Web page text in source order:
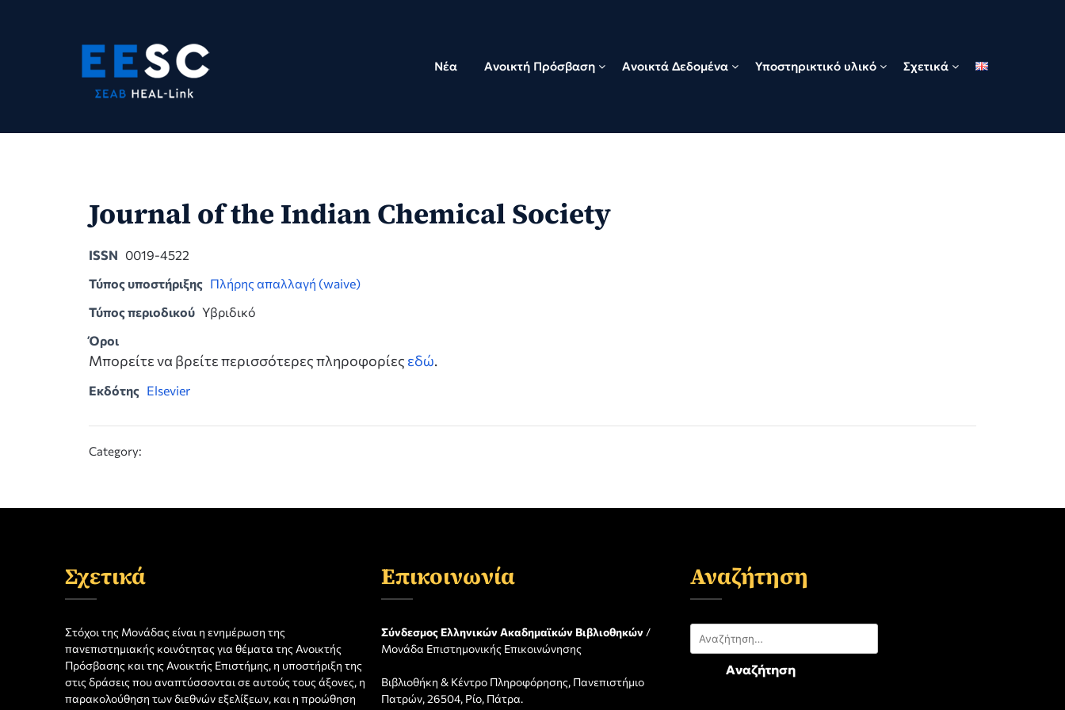
Νέα Ανοικτή Πρόσβαση Ανοικτά Δεδομένα Υποστηρικτικό υλικό Σχετικά
Journal of the Indian Chemical Society
ISSN 0019-4522
Τύπος υποστήριξης Πλήρης απαλλαγή (waive)
Τύπος περιοδικού Υβριδικό
Όροι
Μπορείτε να βρείτε περισσότερες πληροφορίες εδώ.
Εκδότης Elsevier
Category:
Σχετικά
Στόχοι της Μονάδας είναι η ενημέρωση της
πανεπιστημιακής κοινότητας για θέματα της Ανοικτής
Πρόσβασης και της Ανοικτής Επιστήμης, η υποστήριξη της
στις δράσεις που αναπτύσσονται σε αυτούς τους άξονες, η
παρακολούθηση των διεθνών εξελίξεων, και η προώθηση
Επικοινωνία
Σύνδεσμος Ελληνικών Ακαδημαϊκών Βιβλιοθηκών /
Μονάδα Επιστημονικής Επικοινώνησης
Βιβλιοθήκη & Κέντρο Πληροφόρησης, Πανεπιστήμιο
Πατρών, 26504, Ρίο, Πάτρα.
Αναζήτηση
Αναζήτηση
για: